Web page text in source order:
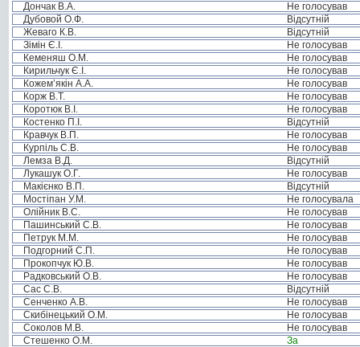
Дончак В.А.
Не голосував
Дубовой О.Ф.
Відсутній
Жеваго К.В.
Відсутній
Зімін Є.І.
Не голосував
Кеменяш О.М.
Не голосував
Кирильчук Є.І.
Не голосував
Кожем’якін А.А.
Не голосував
Корж В.Т.
Не голосував
Коротюк В.І.
Не голосував
Костенко П.І.
Відсутній
Кравчук В.П.
Не голосував
Курпіль С.В.
Не голосував
Лемза В.Д.
Відсутній
Лукашук О.Г.
Не голосував
Макієнко В.П.
Відсутній
Мостіпан У.М.
Не голосувала
Олійник В.С.
Не голосував
Пашинський С.В.
Не голосував
Петрук М.М.
Не голосував
Подгорний С.П.
Не голосував
Прокопчук Ю.В.
Не голосував
Радковський О.В.
Не голосував
Сас С.В.
Відсутній
Сенченко А.В.
Не голосував
Скибінецький О.М.
Не голосував
Соколов М.В.
Не голосував
Стешенко О.М.
За